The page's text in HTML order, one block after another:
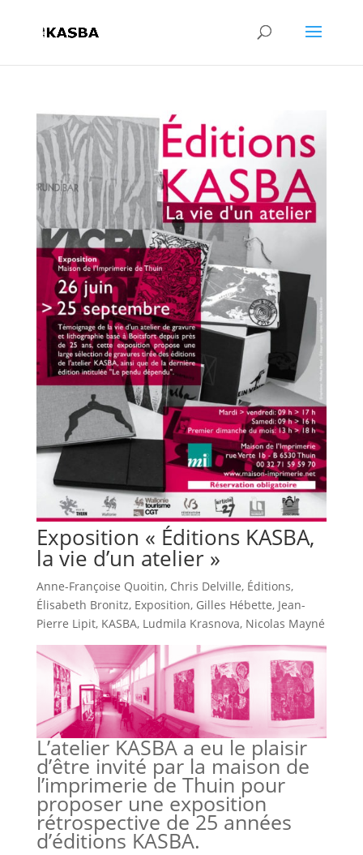
Exposition « Éditions KASBA,
la vie d’un atelier »
Anne-Françoise Quoitin, Chris Delville, Éditions,
Élisabeth Bronitz, Exposition, Gilles Hébette, Jean-
Pierre Lipit, KASBA, Ludmila Krasnova, Nicolas Mayné
L’atelier KASBA a eu le plaisir
d’être invité par la maison de
l’imprimerie de Thuin pour
proposer une exposition
rétrospective de 25 années
d’éditions KASBA.